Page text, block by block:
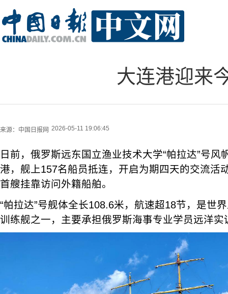
大连港迎来
来源： 中国日报网 2026-05-11 19:06:45
日前，俄罗斯远东国立渔业技术大学“帕拉达”号风
港，舰上157名船员抵连，开启为期四天的交流活
首艘挂靠访问外籍船舶。
“帕拉达”号舰体全长108.6米，航速超18节，是世
训练舰之一，主要承担俄罗斯海事专业学员远洋实